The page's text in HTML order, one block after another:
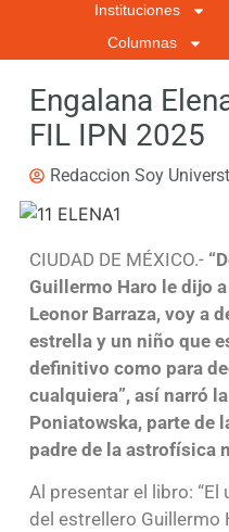
Instituciones
Columnas
Engalana
FIL IPN 2025
Redaccion Soy
CIUDAD DE MÉXICO.-
Guillermo Haro le dijo
Leonor Barraza, voy a
estrella y un niño que
definitivo como para
cualquiera”, así narró
Poniatowska, parte de
padre de la astrofísica
Al presentar el libro:
del estrellero Guillermo